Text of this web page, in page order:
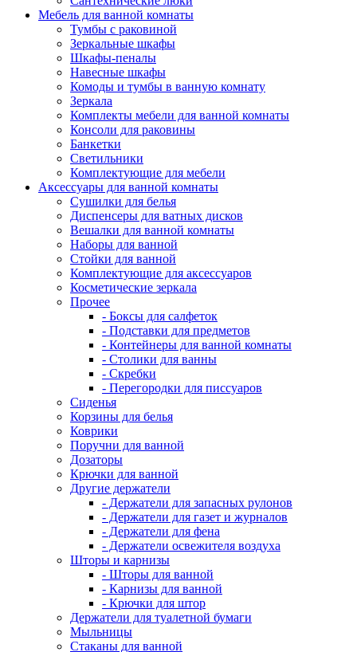
Мебель для ванной комнаты
Тумбы с раковиной
Зеркальные шкафы
Шкафы-пеналы
Навесные шкафы
Комоды и тумбы в ванную комнату
Зеркала
Комплекты мебели для ванной комнаты
Консоли для раковины
Банкетки
Светильники
Комплектующие для мебели
Аксессуары для ванной комнаты
Сушилки для белья
Диспенсеры для ватных дисков
Вешалки для ванной комнаты
Наборы для ванной
Стойки для ванной
Комплектующие для аксессуаров
Косметические зеркала
Прочее
- Боксы для салфеток
- Подставки для предметов
- Контейнеры для ванной комнаты
- Столики для ванны
- Скребки
- Перегородки для писсуаров
Сиденья
Корзины для белья
Коврики
Поручни для ванной
Дозаторы
Крючки для ванной
Другие держатели
- Держатели для запасных рулонов
- Держатели для газет и журналов
- Держатели для фена
- Держатели освежителя воздуха
Шторы и карнизы
- Шторы для ванной
- Карнизы для ванной
- Крючки для штор
Держатели для туалетной бумаги
Мыльницы
Стаканы для ванной